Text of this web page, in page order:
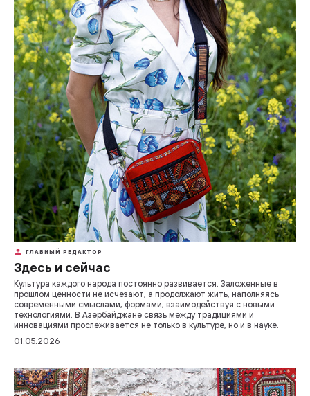
ГЛАВНЫЙ РЕДАКТОР
Здесь и сейчас
Культура каждого народа постоянно развивается. Заложенные в
прошлом ценности не исчезают, а продолжают жить, наполняясь
современными смыслами, формами, взаимодействуя с новыми
технологиями. В Азербайджане связь между традициями и
инновациями прослеживается не только в культуре, но и в науке.
01.05.2026